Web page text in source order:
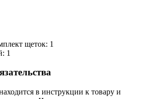
щеток: 1
1
в инструкции к товару и